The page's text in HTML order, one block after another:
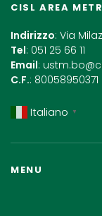
CISL AREA
Indirizzo: Via
Tel: 051 25 66 11
Email:
C.F.: 80058950371
Italiano ▼
MENU